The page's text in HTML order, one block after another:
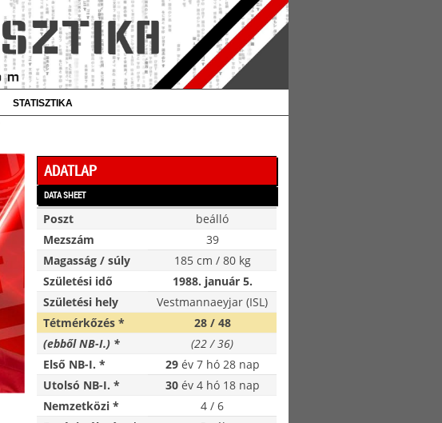
STATISZTIKA
ADATLAP
DATA SHEET
Poszt
beálló
Mezszám
39
Magasság / súly
185 cm / 80 kg
Születési idő
1988. január 5.
Születési hely
Vestmannaeyjar (ISL)
Tétmérkőzés *
28 / 48
(ebből NB-I.) *
(22 / 36)
Első NB-I. *
29év 7 hó 28 nap
Utolsó NB-I. *
30év 4 hó 18 nap
Nemzetközi *
4 / 6